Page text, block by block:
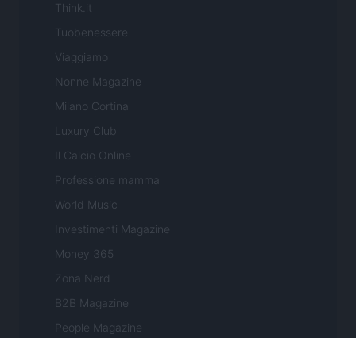
Think.it
Tuobenessere
Viaggiamo
Nonne Magazine
Milano Cortina
Luxury Club
Il Calcio Online
Professione mamma
World Music
Investimenti Magazine
Money 365
Zona Nerd
B2B Magazine
People Magazine